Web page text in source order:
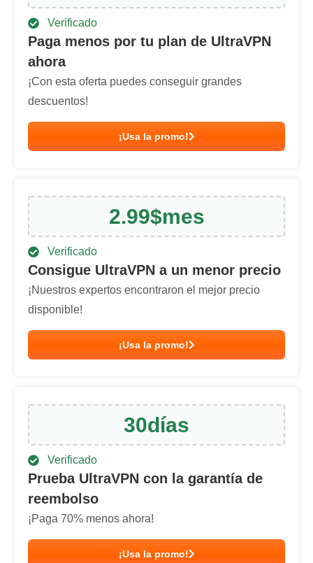
Verificado
Paga menos por tu plan de UltraVPN
ahora
¡Con esta oferta puedes conseguir grandes
descuentos!
¡Usa la promo!
2.99$mes
Verificado
Consigue UltraVPN a un menor precio
¡Nuestros expertos encontraron el mejor precio
disponible!
¡Usa la promo!
30días
Verificado
Prueba UltraVPN con la garantía de
reembolso
¡Paga 70% menos ahora!
¡Usa la promo!